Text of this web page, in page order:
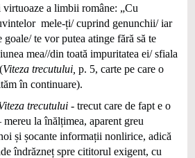
a limbii române: „Cu
mele-ți/ cuprind genunchii/ iar
goale/ te vor putea atinge fără să te
mea//din toată impuritatea ei/ sfiala
Viteza trecutului, p. 5, carte pe care o
în continuare).
trecutului - trecut care de fapt e o
la înălțimea, aparent greu
și șocante informații nonlirice, adică
îndrăzneț spre cititorul exigent, cu